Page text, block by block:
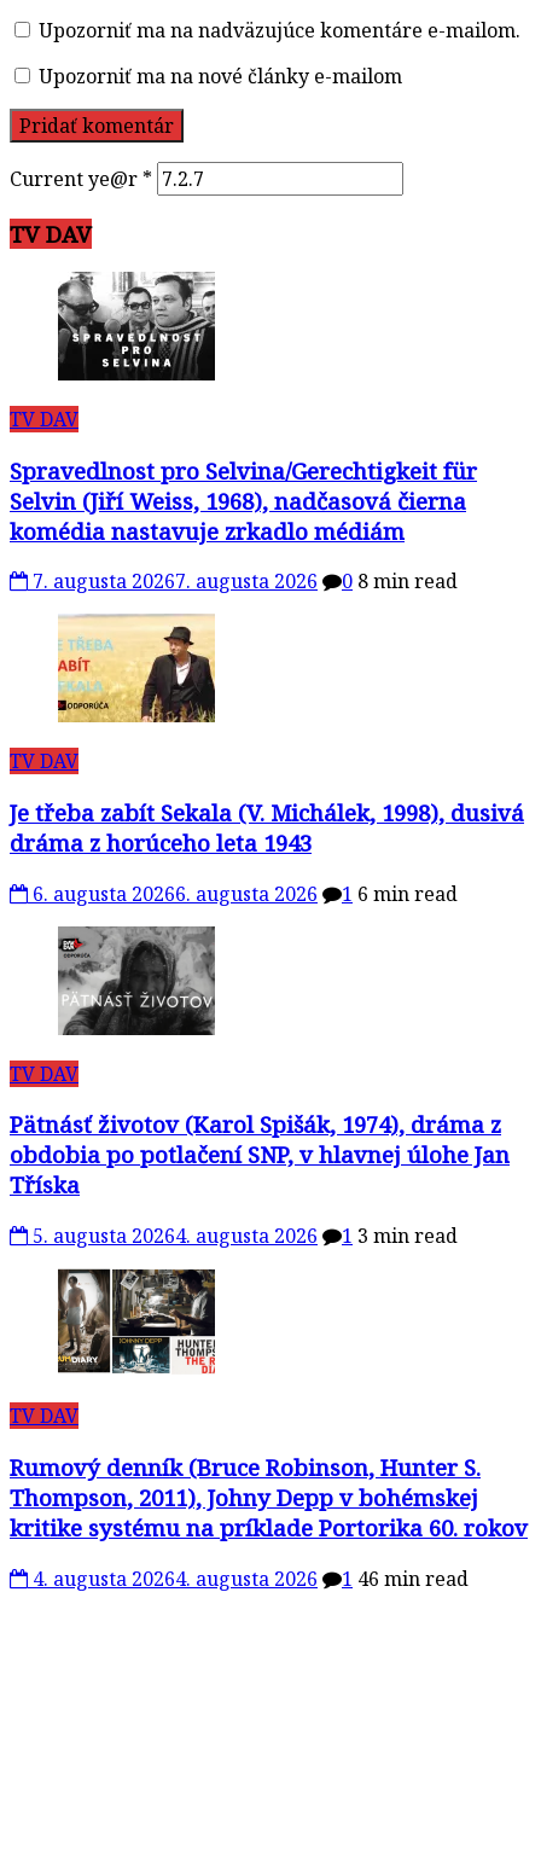
Upozorniť ma na nadväzujúce komentáre e-mailom.
Upozorniť ma na nové články e-mailom
Current ye@r *
TV DAV
TV DAV
Spravedlnost pro Selvina/Gerechtigkeit für
Selvin (Jiří Weiss, 1968), nadčasová čierna
komédia nastavuje zrkadlo médiám
7. augusta 20267. augusta 2026 0 8 min read
TV DAV
Je třeba zabít Sekala (V. Michálek, 1998), dusivá
dráma z horúceho leta 1943
6. augusta 20266. augusta 2026 1 6 min read
TV DAV
Pätnásť životov (Karol Spišák, 1974), dráma z
obdobia po potlačení SNP, v hlavnej úlohe Jan
Tříska
5. augusta 20264. augusta 2026 1 3 min read
TV DAV
Rumový denník (Bruce Robinson, Hunter S.
Thompson, 2011), Johny Depp v bohémskej
kritike systému na príklade Portorika 60. rokov
4. augusta 20264. augusta 2026 1 46 min read